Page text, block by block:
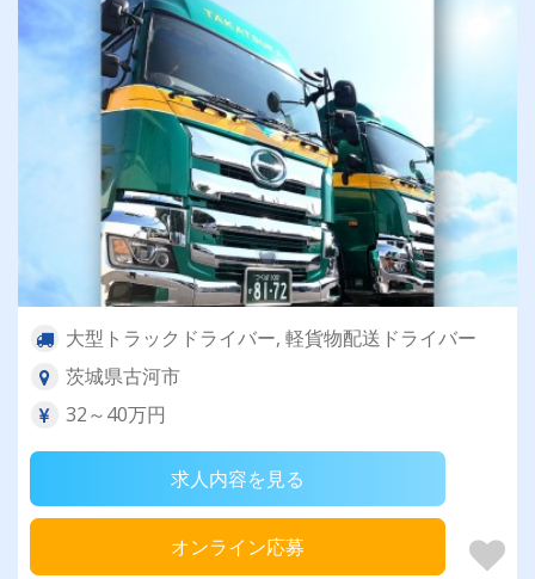
大型トラックドライバー, 軽貨物配送ドライバー
茨城県古河市
32～40万円
求人内容を見る
オンライン応募